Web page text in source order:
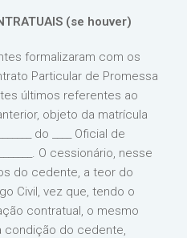
(se houver)
formalizaram com os
Particular de Promessa
últimos referentes ao
objeto da matrícula
do ____ Oficial de
O cessionário, nesse
do cedente, a teor do
Civil, vez que, tendo o
contratual, o mesmo
condição do cedente,